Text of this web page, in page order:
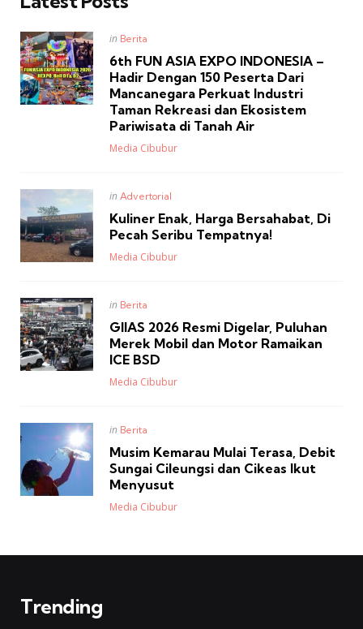
Posted
in
in Berita
6th FUN ASIA EXPO INDONESIA –
Hadir Dengan 150 Peserta Dari
Mancanegara Perkuat Industri
Taman Rekreasi dan Ekosistem
Pariwisata di Tanah Air
Posted
Media Cibubur
Posted
in
in Advertorial
Kuliner Enak, Harga Bersahabat, Di
Pecah Seribu Tempatnya!
Posted
Media Cibubur
Posted
in
in Berita
GIIAS 2026 Resmi Digelar, Puluhan
Merek Mobil dan Motor Ramaikan
ICE BSD
Posted
Media Cibubur
Posted
in
in Berita
Musim Kemarau Mulai Terasa, Debit
Sungai Cileungsi dan Cikeas Ikut
Menyusut
Posted
Media Cibubur
Trending